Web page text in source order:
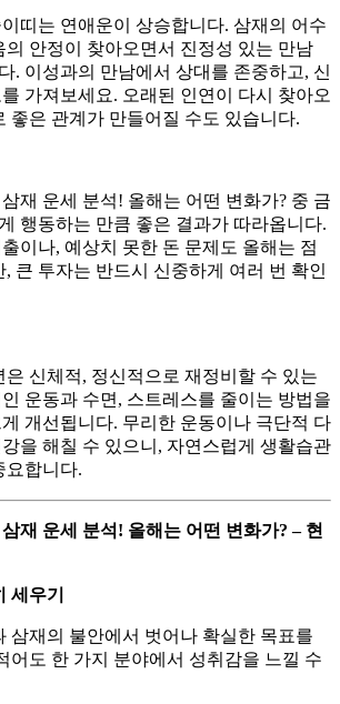
띠는 연애운이 상승합니다. 삼재의 어수
의 안정이 찾아오면서 진정성 있는 만남
. 이성과의 만남에서 상대를 존중하고, 신
가져보세요. 오래된 인연이 다시 찾아오
좋은 관계가 만들어질 수도 있습니다.
재 운세 분석! 올해는 어떤 변화가? 중 금
행동하는 만큼 좋은 결과가 따라옵니다.
이나, 예상치 못한 돈 문제도 올해는 점
큰 투자는 반드시 신중하게 여러 번 확인
은 신체적, 정신적으로 재정비할 수 있는
운동과 수면, 스트레스를 줄이는 방법을
개선됩니다. 무리한 운동이나 극단적 다
을 해칠 수 있으니, 자연스럽게 생활습관
요합니다.
재 운세 분석! 올해는 어떤 변화가? – 현
세우기
삼재의 불안에서 벗어나 확실한 목표를
어도 한 가지 분야에서 성취감을 느낄 수